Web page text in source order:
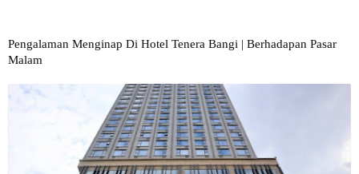
Pengalaman Menginap Di Hotel Tenera Bangi | Berhadapan Pasar
Malam